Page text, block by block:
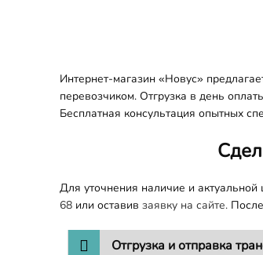
Интернет-магазин «Новус»
перевозчиком. Отгрузка в день
Бесплатная консультация опытных
Для уточнения наличие и
68 или оставив заявку на сайте.
Отгрузка и отправка